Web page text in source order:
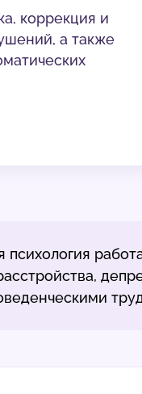
коррекция и
а также
психология